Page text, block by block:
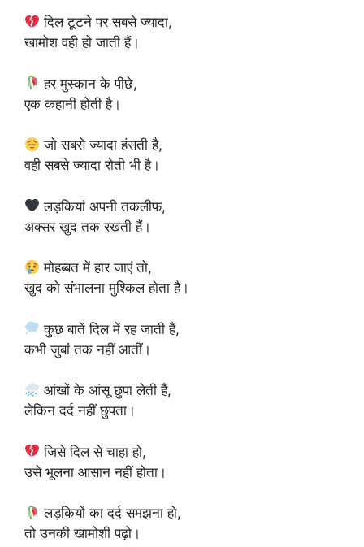
दिल टूटने पर सबसे ज्यादा,
खामोश वही हो जाती हैं।
हर मुस्कान के पीछे,
एक कहानी होती है।
जो सबसे ज्यादा हंसती है,
वही सबसे ज्यादा रोती भी है।
लड़कियां अपनी तकलीफ,
अक्सर खुद तक रखती हैं।
मोहब्बत में हार जाएं तो,
खुद को संभालना मुश्किल होता है।
कुछ बातें दिल में रह जाती हैं,
कभी जुबां तक नहीं आतीं।
आंखों के आंसू छुपा लेती हैं,
लेकिन दर्द नहीं छुपता।
जिसे दिल से चाहा हो,
उसे भूलना आसान नहीं होता।
लड़कियों का दर्द समझना हो,
तो उनकी खामोशी पढ़ो।